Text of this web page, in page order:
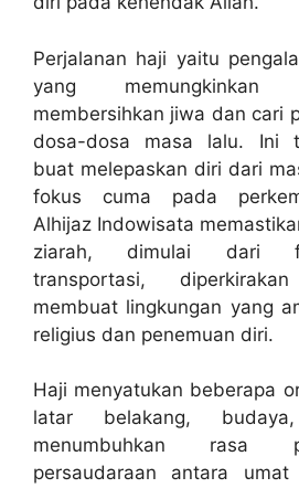
Perjalanan haji yaitu
yang
membersihkan jiwa dan cari
dosa-dosa masa lalu. Ini
buat melepaskan diri dari
fokus cuma pada
Alhijaz Indowisata
ziarah, dimulai dari
transportasi,
membuat lingkungan yang
religius dan penemuan diri.
Haji menyatukan beberapa
latar belakang,
menumbuhkan rasa
persaudaraan antara